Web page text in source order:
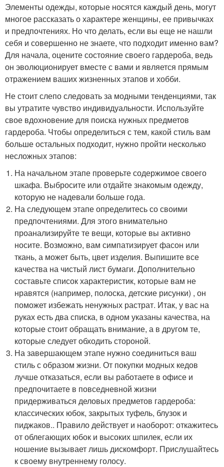
Элементы одежды, которые носятся каждый день, могут
многое рассказать о характере женщины, ее привычках
и предпочтениях. Но что делать, если вы еще не нашли
себя и совершенно не знаете, что подходит именно вам?
Для начала, оцените состояние своего гардероба, ведь
он эволюционирует вместе с вами и является прямым
отражением ваших жизненных этапов и хобби.
Не стоит слепо следовать за модными тенденциями, так
вы утратите чувство индивидуальности. Используйте
свое вдохновение для поиска нужных предметов
гардероба. Чтобы определиться с тем, какой стиль вам
больше остальных подходит, нужно пройти несколько
несложных этапов:
На начальном этапе проверьте содержимое своего
шкафа. Выбросите или отдайте знакомым одежду,
которую не надевали больше года.
На следующем этапе определитесь со своими
предпочтениями. Для этого внимательно
проанализируйте те вещи, которые вы активно
носите. Возможно, вам симпатизирует фасон или
ткань, а может быть, цвет изделия. Выпишите все
качества на чистый лист бумаги. Дополнительно
составьте список характеристик, которые вам не
нравятся (например, полоска, детские рисунки) , он
поможет избежать ненужных растрат. Итак, у вас на
руках есть два списка, в одном указаны качества, на
которые стоит обращать внимание, а в другом те,
которые следует обходить стороной.
На завершающем этапе нужно соединиться ваш
стиль с образом жизни. От покупки модных кедов
лучше отказаться, если вы работаете в офисе и
предпочитаете в повседневной жизни
придерживаться деловых предметов гардероба:
классических юбок, закрытых туфель, блузок и
пиджаков.. Правило действует и наоборот: откажитесь
от облегающих юбок и высоких шпилек, если их
ношение вызывает лишь дискомфорт. Прислушайтесь
к своему внутреннему голосу.